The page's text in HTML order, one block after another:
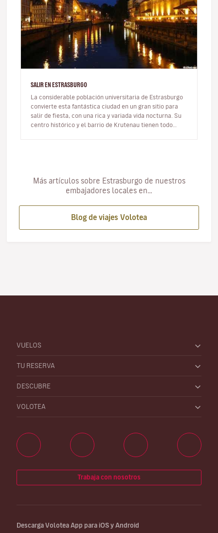
SALIR EN ESTRASBURGO
La considerable población universitaria de Estrasburgo
convierte esta fantástica ciudad en un gran sitio para
salir de fiesta, con una rica y variada vida nocturna. Su
centro histórico y el barrio de Krutenau tienen todo
Más artículos sobre Estrasburgo de nuestros
embajadores locales en…
Blog de viajes Volotea
VUELOS
TU RESERVA
DESCUBRE
VOLOTEA
Trabaja con nosotros
Descarga Volotea App para iOS y Android